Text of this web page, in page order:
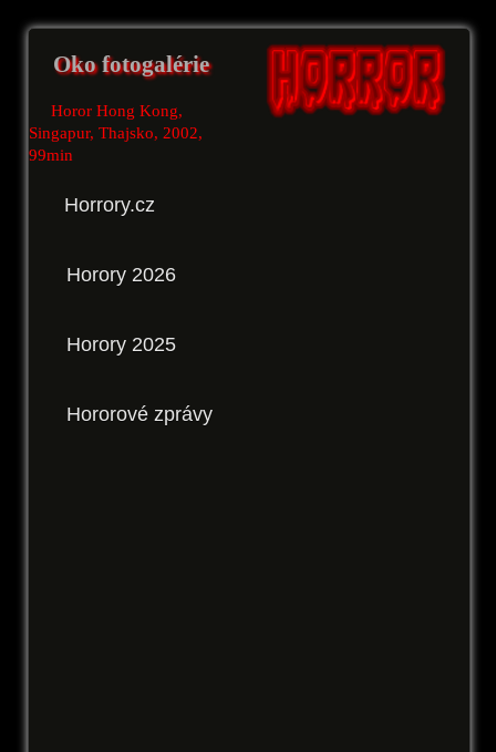
Oko fotogalérie
Horor Hong Kong,
Singapur, Thajsko, 2002,
99min
Horrory.cz
Horory 2026
Horory 2025
Hororové zprávy